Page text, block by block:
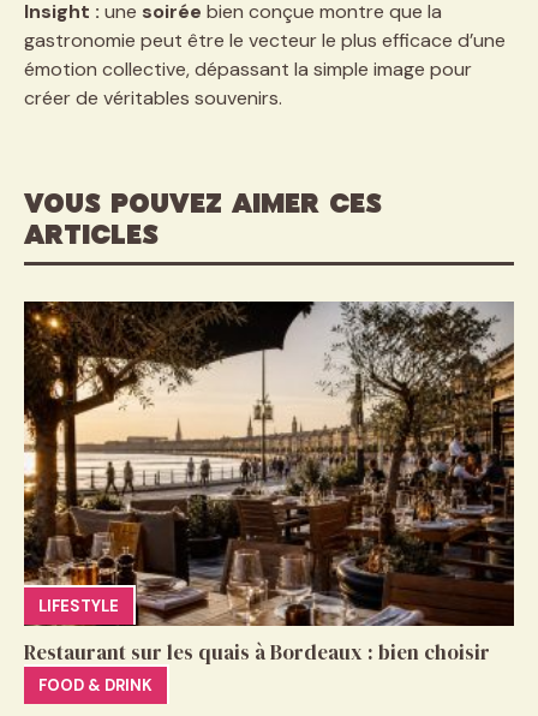
Insight : une soirée bien conçue montre que la
gastronomie peut être le vecteur le plus efficace d’une
émotion collective, dépassant la simple image pour
créer de véritables souvenirs.
VOUS POUVEZ AIMER CES
ARTICLES
LIFESTYLE
Restaurant sur les quais à Bordeaux : bien choisir
FOOD & DRINK